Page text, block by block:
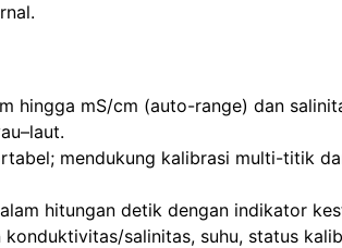
hingga mS/cm (auto-range) dan
mendukung kalibrasi multi-titik
hitungan detik dengan indikator
salinitas, suhu, status